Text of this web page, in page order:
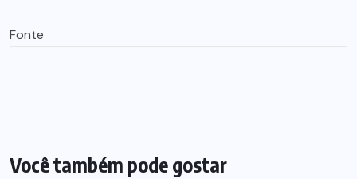
Fonte
Você também pode gostar